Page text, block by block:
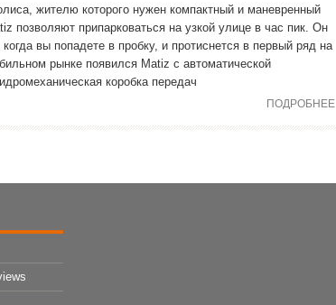
жителю которого нужен компактный и маневренный
позволяют припарковаться на узкой улице в час пик. Он
вы попадете в пробку, и протиснется в первый ряд на
рынке появился Matiz с автоматической
коробка передач
ПОДРОБНЕЕ